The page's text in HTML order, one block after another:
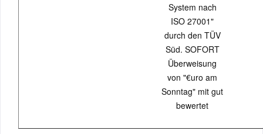
System nach
ISO 27001"
durch den TÜV
Süd. SOFORT
Überweisung
von "€uro am
Sonntag" mit gut
bewertet